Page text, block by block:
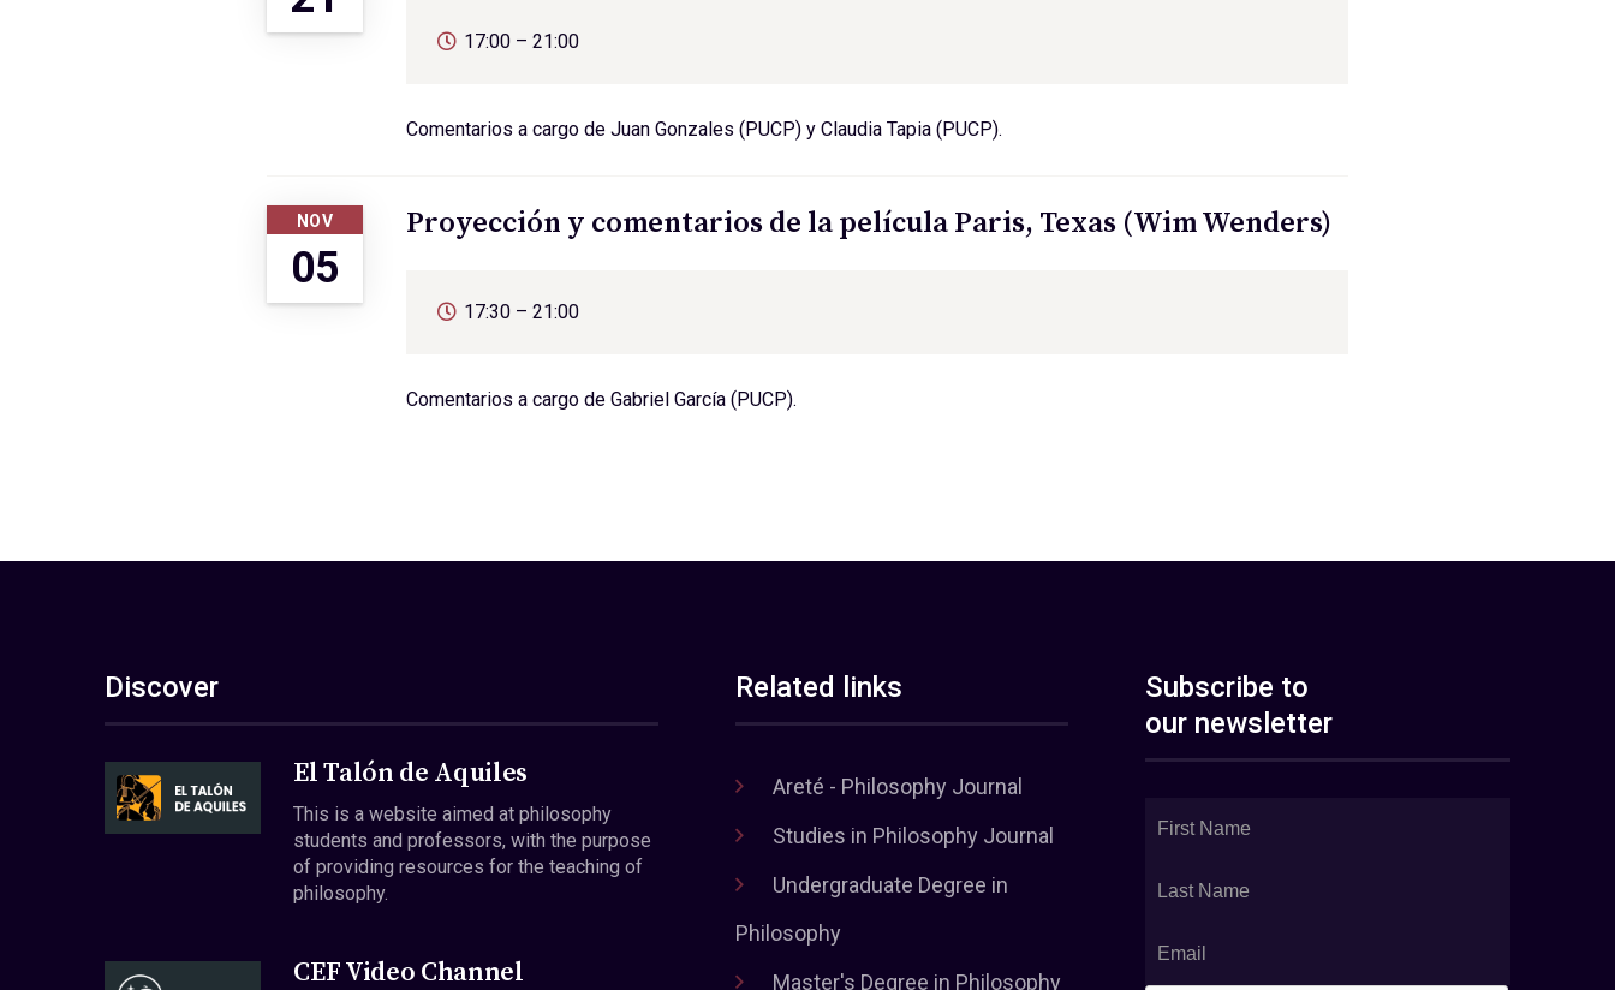
17:00 – 21:00
Comentarios a cargo de Juan Gonzales (PUCP) y Claudia Tapia (PUCP).
NOV
05
Proyección y comentarios de la película Paris, Texas (Wim Wenders)
17:30 – 21:00
Comentarios a cargo de Gabriel García (PUCP).
Discover
El Talón de Aquiles
This is a website aimed at philosophy
students and professors, with the purpose
of providing resources for the teaching of
philosophy.
CEF Video Channel
Related links
Areté - Philosophy Journal
Studies in Philosophy Journal
Undergraduate Degree in
Philosophy
Master's Degree in Philosophy
Subscribe to
our newsletter